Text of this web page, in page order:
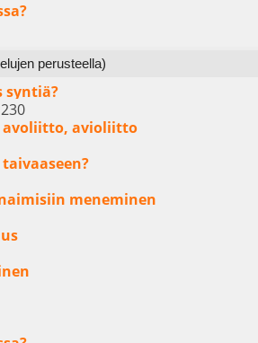
perusteella)
syntiä?
avoliitto, avioliitto
meneminen